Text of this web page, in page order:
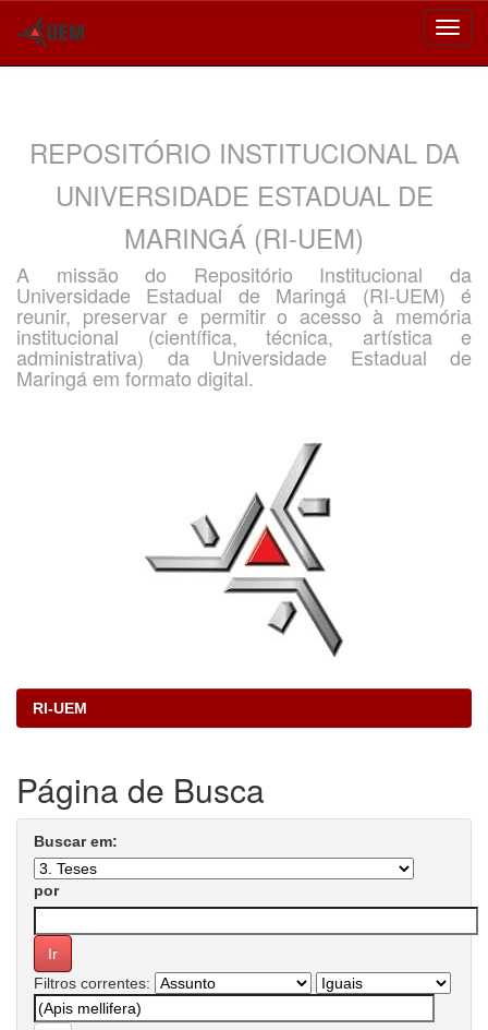
REPOSITÓRIO INSTITUCIONAL DA
UNIVERSIDADE ESTADUAL DE
MARINGÁ (RI-UEM)
A missão do Repositório Institucional da
Universidade Estadual de Maringá (RI-UEM) é
reunir, preservar e permitir o acesso à memória
institucional (científica, técnica, artística e
administrativa) da Universidade Estadual de
Maringá em formato digital.
RI-UEM
Página de Busca
Buscar em:
por
Filtros correntes: